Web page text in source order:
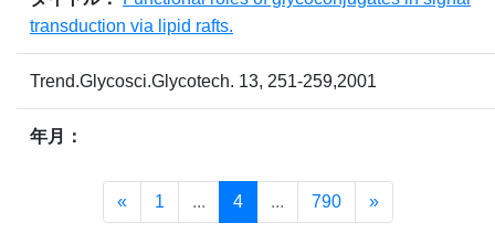
transduction via lipid rafts.
Trend.Glycosci.Glycotech. 13, 251-259,2001
年月：
« 1 ... 4 ... 790 »